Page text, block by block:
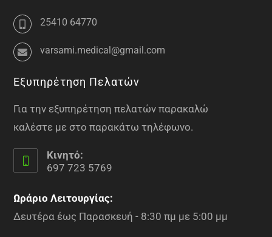
25410 64770
varsami.medical@gmail.com
Εξυπηρέτηση Πελατών
Για την εξυπηρέτηση πελατών παρακαλώ
καλέστε με στο παρακάτω τηλέφωνο.
Κινητό:
697 723 5769
Ωράριο Λειτουργίας:
Δευτέρα έως Παρασκευή - 8:30 πμ με 5:00 μμ